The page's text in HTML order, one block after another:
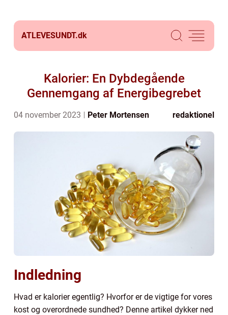
ATLEVESUNDT.dk
Kalorier: En Dybdegående
Gennemgang af Energibegrebet
04 november 2023 Peter Mortensen redaktionel
Indledning
Hvad er kalorier egentlig? Hvorfor er de vigtige for vores
kost og overordnede sundhed? Denne artikel dykker ned